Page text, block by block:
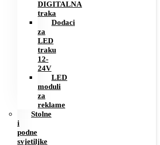
DIGITALNA
traka
Dodaci
za
LED
traku
12-
24V
LED
moduli
za
reklame
Stolne
i
podne
svjetiljke